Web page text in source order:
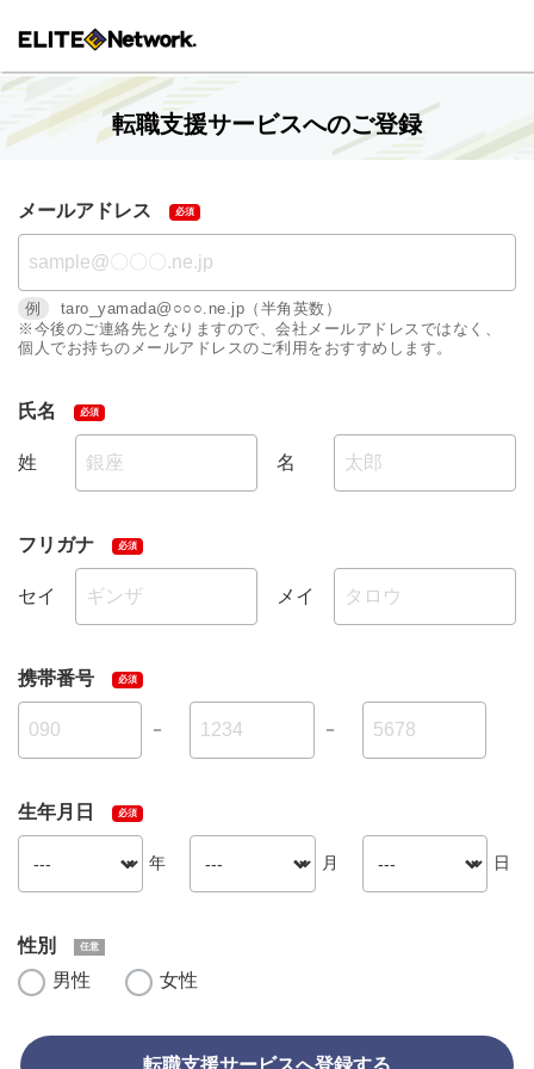
転職支援サービスへのご登録
メールアドレス
例
taro_yamada@○○○.ne.jp（半角英数）
※今後のご連絡先となりますので、会社メールアドレスではなく、
個人でお持ちのメールアドレスのご利用をおすすめします。
氏名
姓 名
フリガナ
セイ メイ
携帯番号
－ －
生年月日
年 月 日
性別
男性
女性
転職支援サービスへ登録する